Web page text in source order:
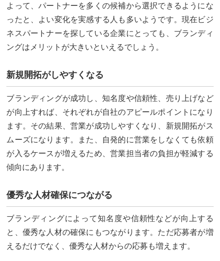
よって、パートナーを多くの候補から選択できるようにな
ったと、よい変化を実感する人も多いようです。現在ビジ
ネスパートナーを探している企業にとっても、ブランディ
ングはメリットが大きいといえるでしょう。
新規開拓がしやすくなる
ブランディングが成功し、知名度や信頼性、売り上げなど
が向上すれば、それぞれが自社のアピールポイントになり
ます。その結果、営業が成功しやすくなり、新規開拓がス
ムーズになります。また、自発的に営業をしなくても依頼
が入るケースが増えるため、営業担当者の負担が軽減する
傾向にあります。
優秀な人材確保につながる
ブランディングによって知名度や信頼性などが向上する
と、優秀な人材の確保にもつながります。ただ応募者が増
えるだけでなく、優秀な人材からの応募も増えます。